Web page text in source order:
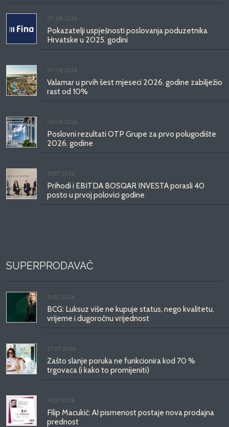
07.08.2026.
Pokazatelji uspješnosti poslovanja poduzetnika
Hrvatske u 2025. godini
07.08.2026.
Valamar u prvih šest mjeseci 2026. godine zabilježio
rast od 10%
06.08.2026.
Poslovni rezultati OTP Grupe za prvo polugodište
2026. godine
31.07.2026.
Prihodi i EBITDA BOSQAR INVESTA porasli 40
posto u prvoj polovici godine
SUPERPRODAVAČ
31.07.2026.
BCG: Luksuz više ne kupuje status, nego kvalitetu,
vrijeme i dugoročnu vrijednost
27.07.2026.
Zašto slanje poruka ne funkcionira kod 70 %
trgovaca (i kako to promijeniti)
14.07.2026.
Filip Macukić: AI pismenost postaje nova prodajna
prednost